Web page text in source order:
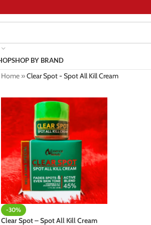
SHOP BY BRAND
Home»Clear Spot - Spot All Kill Cream
-30%
Clear Spot – Spot All Kill Cream